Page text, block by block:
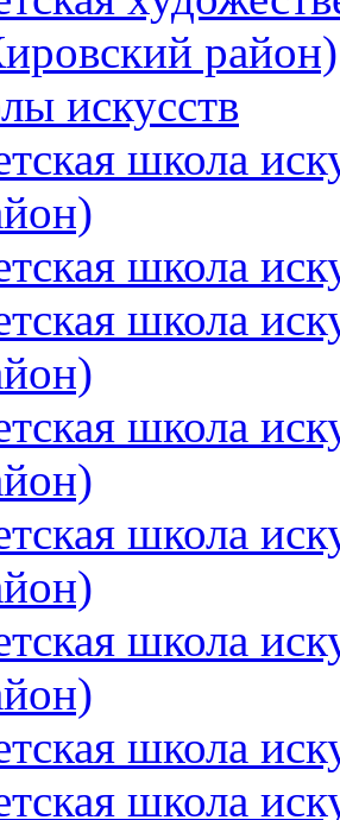
район)
искусств
школа
школа
школа
школа
школа
школа
школа
школа